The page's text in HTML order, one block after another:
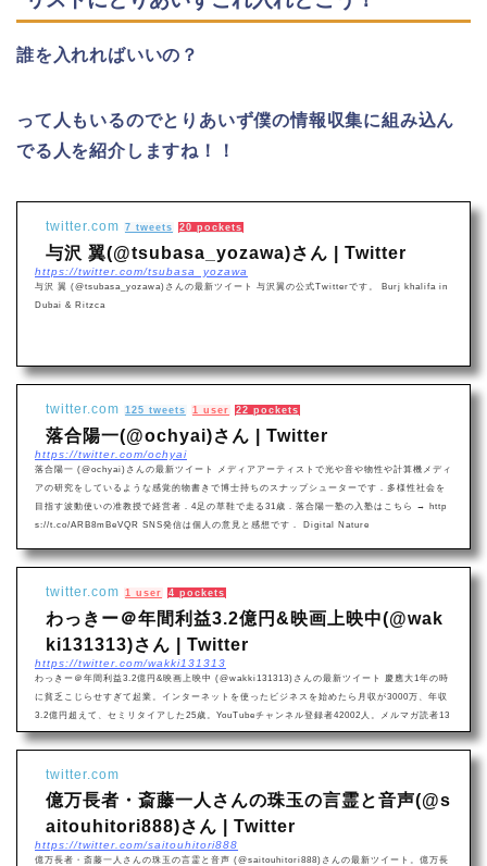
誰を入れればいいの？
って人もいるのでとりあいず僕の情報収集に組み込ん
でる人を紹介しますね！！
twitter.com 7 tweets 20 pockets
与沢 翼(@tsubasa_yozawa)さん | Twitter
https://twitter.com/tsubasa_yozawa
与沢 翼 (@tsubasa_yozawa)さんの最新ツイート 与沢翼の公式Twitterです。 Burj khalifa in
Dubai & Ritzca
twitter.com 125 tweets 1 user 22 pockets
落合陽一(@ochyai)さん | Twitter
https://twitter.com/ochyai
落合陽一 (@ochyai)さんの最新ツイート メディアアーティストで光や音や物性や計算機メディ
アの研究をしているような感覚的物書きで博士持ちのスナップシューターです．多様性社会を
目指す波動使いの准教授で経営者．4足の草鞋で走る31歳．落合陽一塾の入塾はこちら → http
s://t.co/ARB8mBeVQR SNS発信は個人の意見と感想です． Digital Nature
twitter.com 1 user 4 pockets
わっきー＠年間利益3.2億円&映画上映中(@wak
ki131313)さん | Twitter
https://twitter.com/wakki131313
わっきー＠年間利益3.2億円&映画上映中 (@wakki131313)さんの最新ツイート 慶應大1年の時
に貧乏こじらせすぎて起業。インターネットを使ったビジネスを始めたら月収が3000万、年収
3.2億円超えて、セミリタイアした25歳。YouTubeチャンネル登録者42002人。メルマガ読者13
259人。退屈だったので仕事再開。今は3㍿の代表をやってます。田町で塾経営&映画作ってま
した。8月上映中です 大学生で1億稼いでリタイアした時の話書いてます↓
twitter.com
億万長者・斎藤一人さんの珠玉の言霊と音声(@s
aitouhitori888)さん | Twitter
https://twitter.com/saitouhitori888
億万長者・斎藤一人さんの珠玉の言霊と音声 (@saitouhitori888)さんの最新ツイート。億万長